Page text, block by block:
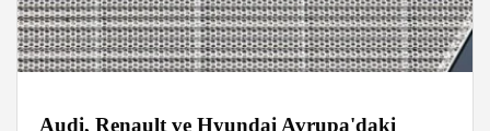
Audi, Renault ve Hyundai Avrupa'daki